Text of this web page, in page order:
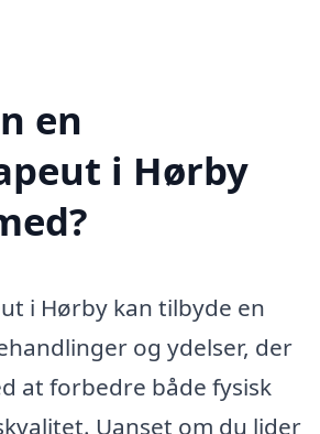
en
i Hørby
i Hørby kan tilbyde en
og ydelser, der
at forbedre både fysisk
Uanset om du lider